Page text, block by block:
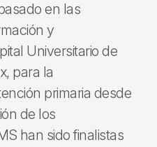
en las
y
Universitario de
para la
primaria desde
de los
han sido finalistas